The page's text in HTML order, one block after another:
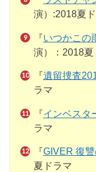
演）:2018夏
『いつかこの
演）：2018夏
『遺留捜査
ラマ
『インベスタ
ラマ
『GIVER 復
夏ドラマ